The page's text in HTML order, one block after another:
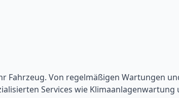
Fahrzeug. Von regelmäßigen Wartungen
Services wie Klimaanlagenwartung